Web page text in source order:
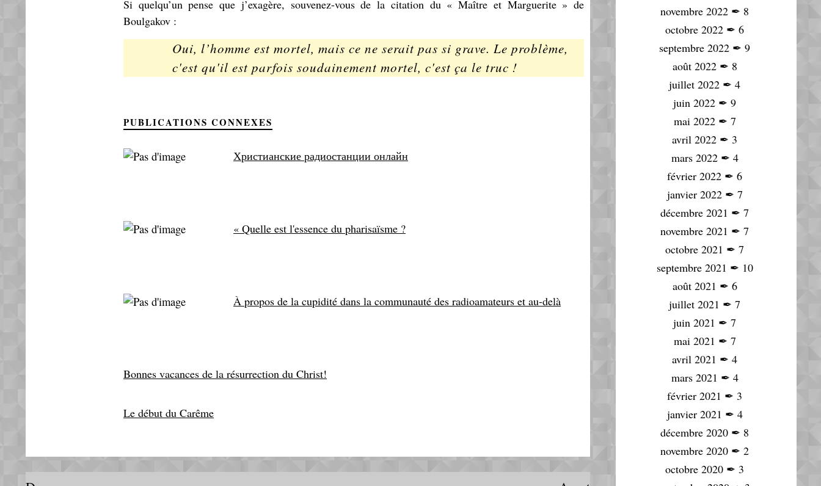
Si quelqu’un pense que j’exagère, souvenez-vous de la citation du « Maître et Marguerite » de
Boulgakov :
Oui, l’homme est mortel, mais ce ne serait pas si grave. Le problème,
c'est qu'il est parfois soudainement mortel, c'est ça le truc !
PUBLICATIONS CONNEXES
Христианские радиостанции онлайн
« Quelle est l'essence du pharisaïsme ?
À propos de la cupidité dans la communauté des radioamateurs et au-delà
Bonnes vacances de la résurrection du Christ!
Le début du Carême
novembre 2022 ✒ 8
octobre 2022 ✒ 6
septembre 2022 ✒ 9
août 2022✒ 8
juillet 2022 ✒ 4
juin 2022 ✒ 9
mai 2022✒ 7
avril 2022 ✒ 3
mars 2022✒ 4
février 2022 ✒ 6
janvier 2022✒ 7
décembre 2021 ✒ 7
novembre 2021 ✒ 7
octobre 2021 ✒ 7
septembre 2021 ✒ 10
août 2021 ✒ 6
juillet 2021 ✒ 7
juin 2021 ✒ 7
mai 2021 ✒ 7
avril 2021 ✒ 4
mars 2021 ✒ 4
février 2021 ✒ 3
janvier 2021 ✒ 4
décembre 2020 ✒ 8
novembre 2020 ✒ 2
octobre 2020 ✒ 3